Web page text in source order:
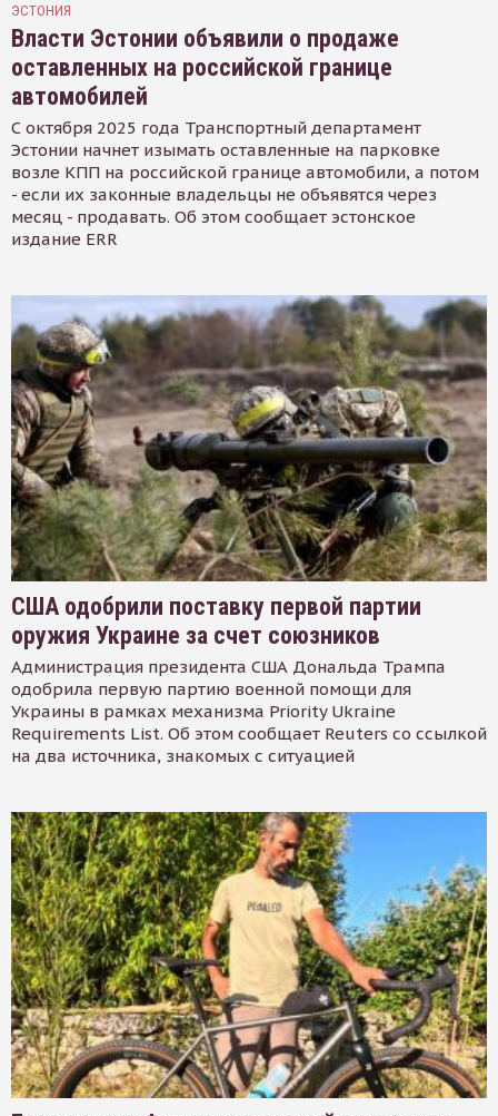
ЭСТОНИЯ
Власти Эстонии объявили о продаже
оставленных на российской границе
автомобилей
С октября 2025 года Транспортный департамент
Эстонии начнет изымать оставленные на парковке
возле КПП на российской границе автомобили, а потом
- если их законные владельцы не объявятся через
месяц - продавать. Об этом сообщает эстонское
издание ERR
США одобрили поставку первой партии
оружия Украине за счет союзников
Администрация президента США Дональда Трампа
одобрила первую партию военной помощи для
Украины в рамках механизма Priority Ukraine
Requirements List. Об этом сообщает Reuters со ссылкой
на два источника, знакомых с ситуацией